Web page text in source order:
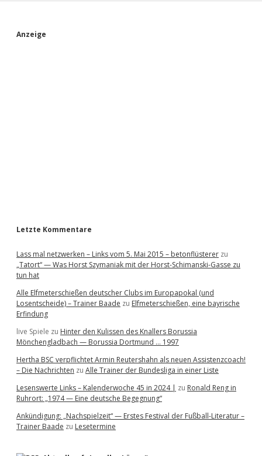
S
Anzeige
Letzte Kommentare
Lass mal netzwerken – Links vom 5. Mai 2015 – betonflüsterer zu
„Tatort“ — Was Horst Szymaniak mit der Horst-Schimanski-Gasse zu
tun hat
Alle Elfmeterschießen deutscher Clubs im Europapokal (und
Losentscheide) – Trainer Baade zu Elfmeterschießen, eine bayrische
Erfindung
live Spiele zu Hinter den Kulissen des Knallers Borussia
Mönchengladbach — Borussia Dortmund … 1997
Hertha BSC verpflichtet Armin Reutershahn als neuen Assistenzcoach!
– Die Nachrichten zu Alle Trainer der Bundesliga in einer Liste
Lesenswerte Links – Kalenderwoche 45 in 2024 | zu Ronald Reng in
Ruhrort: „1974 — Eine deutsche Begegnung“
Ankündigung: „Nachspielzeit“ — Erstes Festival der Fußball-Literatur –
Trainer Baade zu Lesetermine